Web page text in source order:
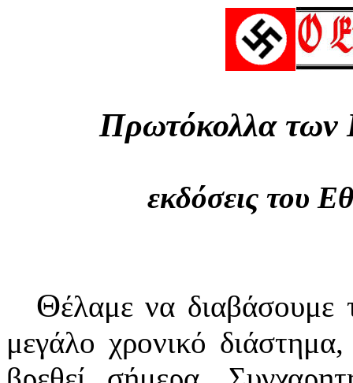
Πρωτόκολλα των
εκδόσεις του
Θέλαμε να διαβάσουμε
μεγάλο χρονικό